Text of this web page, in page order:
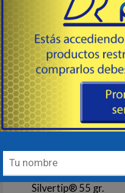
22-250 Rem. Ballistic
Silvertip® 55 gr.